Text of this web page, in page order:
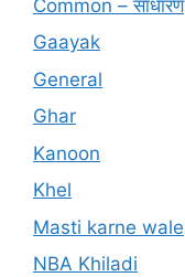
Common – साधारण
Gaayak
General
Ghar
Kanoon
Khel
Masti karne wale
NBA Khiladi